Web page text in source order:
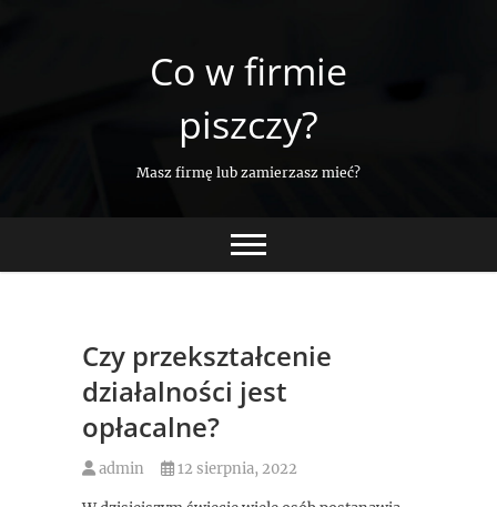
Co w firmie
piszczy?
Masz firmę lub zamierzasz mieć?
Czy przekształcenie
działalności jest
opłacalne?
admin 12 sierpnia, 2022